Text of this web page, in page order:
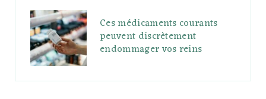
Ces médicaments courants
peuvent discrètement
endommager vos reins